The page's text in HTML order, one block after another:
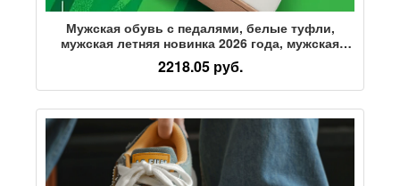
Мужская обувь с педалями, белые туфли,
мужская летняя новинка 2026 года, мужская
дышащая повседневная спортивная обувь на
плоской подошве с низким вырезом
2218.05 руб.